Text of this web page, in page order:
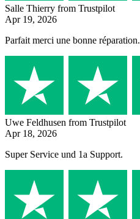
Salle Thierry from Trustpilot
Apr 19, 2026
Parfait merci une bonne réparation.
Uwe Feldhusen from Trustpilot
Apr 18, 2026
Super Service und 1a Support.